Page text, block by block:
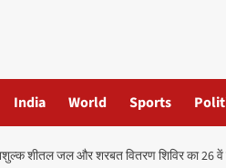
India World Sports
शीतल जल और शरबत वितरण शिविर का 26